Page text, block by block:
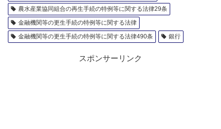
農水産業協同組合の再生手続の特例等に関する法律29条
金融機関等の更生手続の特例等に関する法律
金融機関等の更生手続の特例等に関する法律490条
銀行
スポンサーリンク